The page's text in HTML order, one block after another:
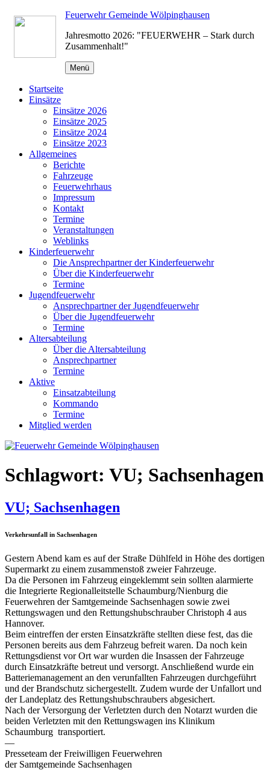
Zum
Inhalt
Feuerwehr Gemeinde Wölpinghausen
Jahresmotto 2026: "FEUERWEHR – Stark durch
Zusammenhalt!"
Menü
Startseite
Einsätze
Einsätze 2026
Einsätze 2025
Einsätze 2024
Einsätze 2023
Allgemeines
Berichte
Fahrzeuge
Feuerwehrhaus
Impressum
Kontakt
Termine
Veranstaltungen
Weblinks
Kinderfeuerwehr
Die Ansprechpartner der Kinderfeuerwehr
Über die Kinderfeuerwehr
Termine
Jugendfeuerwehr
Ansprechpartner der Jugendfeuerwehr
Über die Jugendfeuerwehr
Termine
Altersabteilung
Über die Altersabteilung
Ansprechpartner
Termine
Aktive
Einsatzabteilung
Kommando
Termine
Mitglied werden
Schlagwort: VU; Sachsenhagen
VU; Sachsenhagen
Verkehrsunfall in Sachsenhagen
Gestern Abend kam es auf der Straße Dühlfeld in Höhe des dortigen
Supermarkt zu einem zusammenstoß zweier Fahrzeuge.
Da die Personen im Fahrzeug eingeklemmt sein sollten alarmierte
die Integrierte Regionalleitstelle Schaumburg/Nienburg die
Feuerwehren der Samtgemeinde Sachsenhagen sowie zwei
Rettungswagen und den Rettungshubschrauber Christoph 4 aus
Hannover.
Beim eintreffen der ersten Einsatzkräfte stellten diese fest, das die
Personen bereits aus dem Fahrzeug befreit waren. Da noch kein
Rettungsdienst vor Ort war wurden die Insassen der Fahrzeuge
durch Einsatzkräfte betreut und versorgt. Anschließend wurde ein
Batteriemanagement an den verunfallten Fahrzeugen durchgeführt
und der Brandschutz sichergestellt. Zudem wurde der Unfallort und
der Landeplatz des Rettungshubschraubers abgesichert.
Nach der Versorgung der Verletzten durch den Notarzt wurden die
beiden Verletzten mit den Rettungswagen ins Klinikum
Schaumburg transportiert.
—
Presseteam der Freiwilligen Feuerwehren
der Samtgemeinde Sachsenhagen